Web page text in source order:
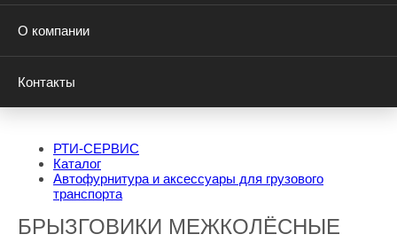
О компании
Контакты
РТИ-СЕРВИС
Каталог
Автофурнитура и аксессуары для грузового
транспорта
БРЫЗГОВИКИ МЕЖКОЛЁСНЫЕ